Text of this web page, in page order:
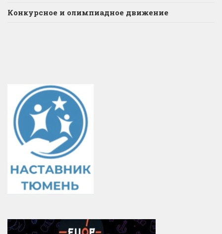
Конкурсное и олимпиадное движение